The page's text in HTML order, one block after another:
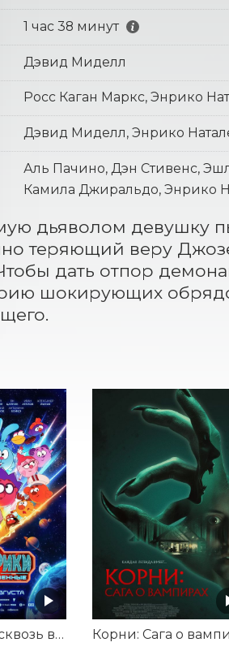
1 час 38 минут
Дэвид Миделл
Росс Каган Маркс, Энрико
Дэвид Миделл, Энрико
Аль Пачино, Дэн Стивенс,
Камила Джиральдо, Энрико
дьяволом девушку
теряющий веру
дать отпор
шокирующих
Смешарики сквозь вселенные